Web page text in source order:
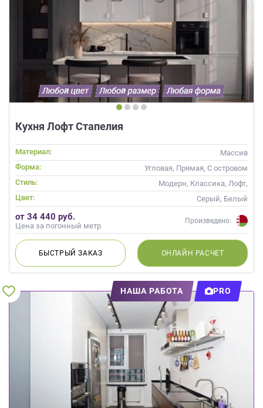
Кухня Лофт Стапелия
Материал:
Массив
Форма:
Угловая, Прямая, С островом
Стиль:
Модерн, Классика, Лофт,
Неоклассика, Современные
Цвет: Серый, Белый
от 34 440 руб.
Цена за погонный метр
Произведено:
БЫСТРЫЙЗАКАЗ ОНЛАЙН РАСЧЕТ
НАША РАБОТА PRO